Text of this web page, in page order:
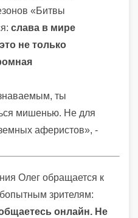
«Битвы
слава в мире
не только
ты
мишенью. Не для
аферистов», -
Олег обращается к
зрителям:
онлайн. Не